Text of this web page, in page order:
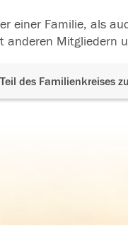
einer Familie, als
Mitgliedern
des Familienkreises